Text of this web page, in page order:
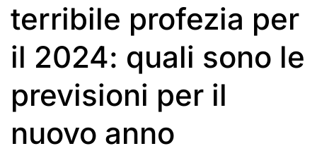
terribile profezia per
il 2024: quali sono le
previsioni per il
nuovo anno